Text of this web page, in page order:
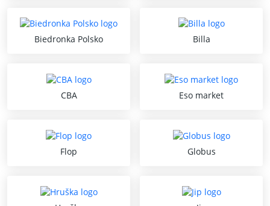
Biedronka Polsko Billa
CBA Eso market
Flop Globus